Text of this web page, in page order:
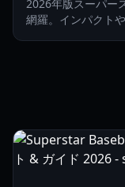
2026年版スーパー
網羅。インパクト